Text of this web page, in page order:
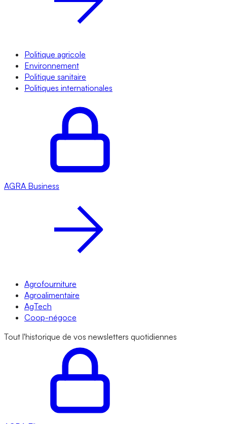
Politique agricole
Environnement
Politique sanitaire
Politiques internationales
AGRA Business
Agrofourniture
Agroalimentaire
AgTech
Coop-négoce
Tout l'historique de vos newsletters quotidiennes